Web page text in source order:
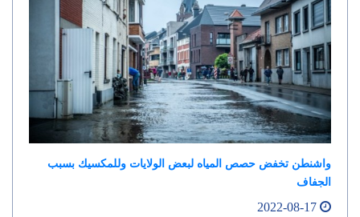
واشنطن تخفض حصص المياه لبعض الولايات وللمكسيك بسبب
الجفاف